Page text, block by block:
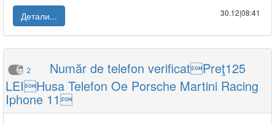
Детали...
30.12|08:41
2
Număr de telefon verificatPreţ125
LEIHusa Telefon Oe Porsche Martini Racing
Iphone 11